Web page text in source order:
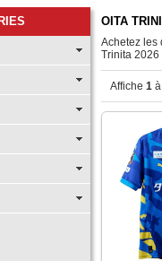
OITA
Achetez les
Trinita 2026
Affiche 1 à